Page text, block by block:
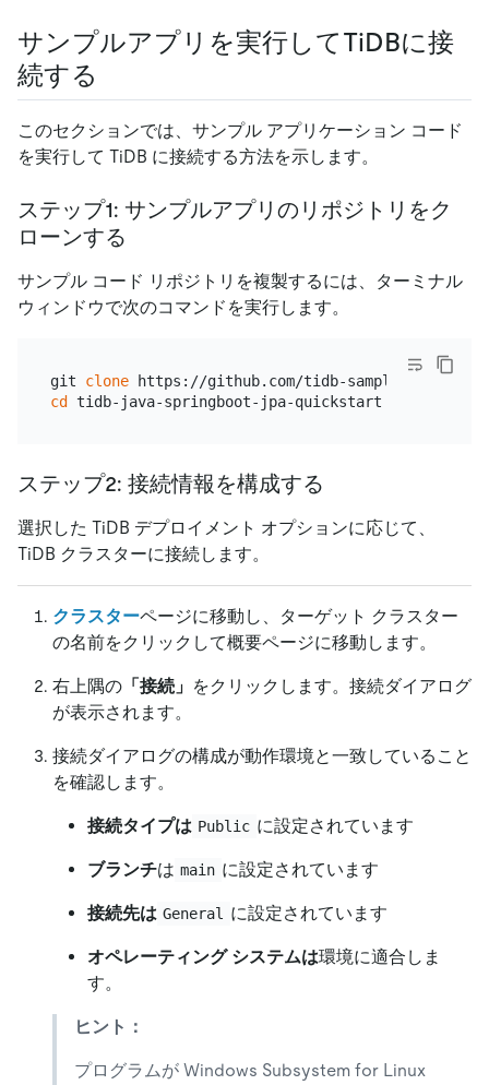
サンプルアプリを実行してTiDBに接
続する
このセクションでは、サンプル アプリケーション コード
を実行して TiDB に接続する方法を示します。
ステップ1: サンプルアプリのリポジトリをク
ローンする
サンプル コード リポジトリを複製するには、ターミナル
ウィンドウで次のコマンドを実行します。
git clone
cd
ステップ2: 接続情報を構成する
選択した TiDB デプロイメント オプションに応じて、
TiDB クラスターに接続します。
クラスターページに移動し、ターゲット クラスター
の名前をクリックして概要ページに移動します。
右上隅の 「接続」 をクリックします。接続ダイアログ
が表示されます。
接続ダイアログの構成が動作環境と一致していること
を確認します。
接続タイプは Public に設定されています
ブランチは main に設定されています
接続先は General に設定されています
オペレーティング システムは環境に適合しま
す。
ヒント：
プログラムが Windows Subsystem for Linux